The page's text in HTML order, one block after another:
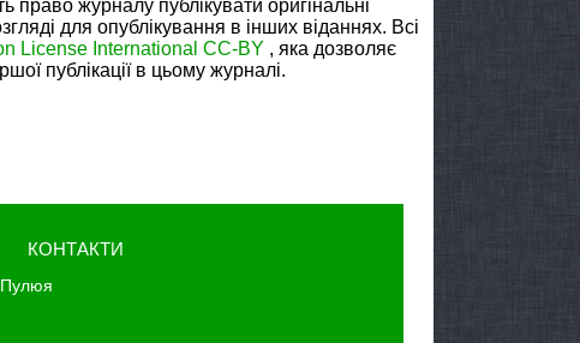
право журналу публікувати оригінальні
для опублікування в інших віданнях. Всі
License International CC-BY , яка дозволяє
публікації в цьому журналі.
КОНТАКТИ
Пулюя